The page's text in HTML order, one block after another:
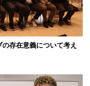
存在意義について考え